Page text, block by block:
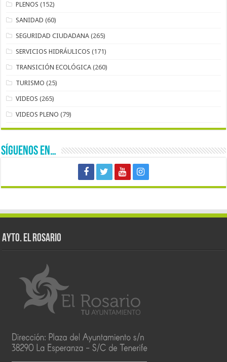
PLENOS (152)
SANIDAD (60)
SEGURIDAD CIUDADANA (265)
SERVICIOS HIDRÁULICOS (171)
TRANSICIÓN ECOLÓGICA (260)
TURISMO (25)
VIDEOS (265)
VIDEOS PLENO (79)
SÍGUENOS EN…
AYTO. EL ROSARIO